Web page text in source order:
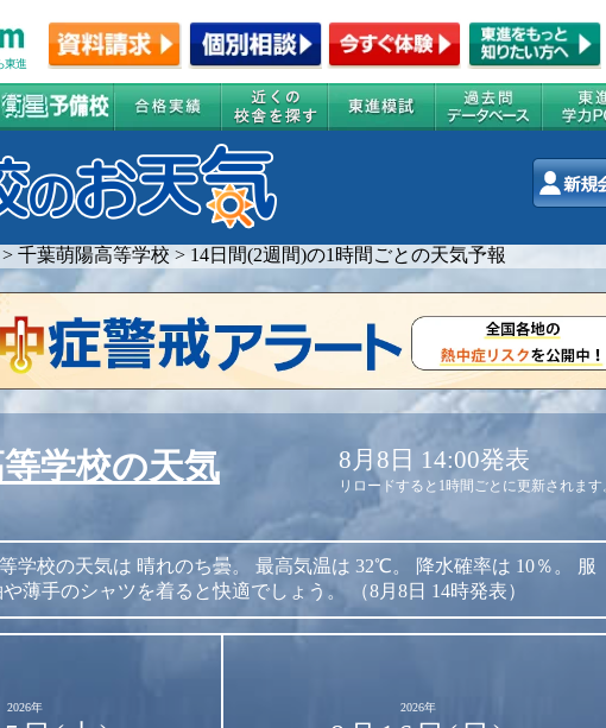
東進
> 千葉萌陽高等学校 > 14日間(2週間)の1時間ごとの天気予報
学校の天気 8月8日 14:00発表
リロードすると1時間ごとに更新されます
学校の天気は 晴れのち曇。 最高気温は 32℃。 降水確率は 10％。
服
薄手のシャツを着ると快適でしょう。 （8月8日 14時発表）
2026年 2026年